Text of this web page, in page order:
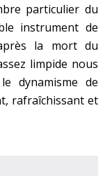
particulier du
instrument de
la mort du
limpide nous
dynamisme de
rafraîchissant et